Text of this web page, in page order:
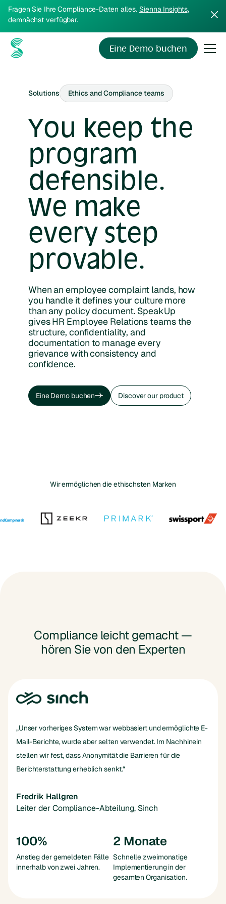
Fragen Sie Ihre Compliance-Daten alles. Sienna Insights,
demnächst verfügbar.
Eine Demo buchen
Solutions Ethics and Compliance teams
You keep the
program
defensible.
We make
every step
provable.
When an employee complaint lands, how
you handle it defines your culture more
than any policy document. SpeakUp
gives HR Employee Relations teams the
structure, confidentiality, and
documentation to manage every
grievance with consistency and
confidence.
Eine Demo buchen
Eine Demo buchen
Discover our product
Discover our product
Wir ermöglichen die ethischsten Marken
Compliance leicht gemacht —
hören Sie von den Experten
„Unser vorheriges System war webbasiert und ermöglichte E-
Mail-Berichte, wurde aber selten verwendet. Im Nachhinein
stellen wir fest, dass Anonymität die Barrieren für die
Berichterstattung erheblich senkt.“
Fredrik Hallgren
Leiter der Compliance-Abteilung, Sinch
100%
Anstieg der gemeldeten Fälle
innerhalb von zwei Jahren.
2 Monate
Schnelle zweimonatige
Implementierung in der
gesamten Organisation.